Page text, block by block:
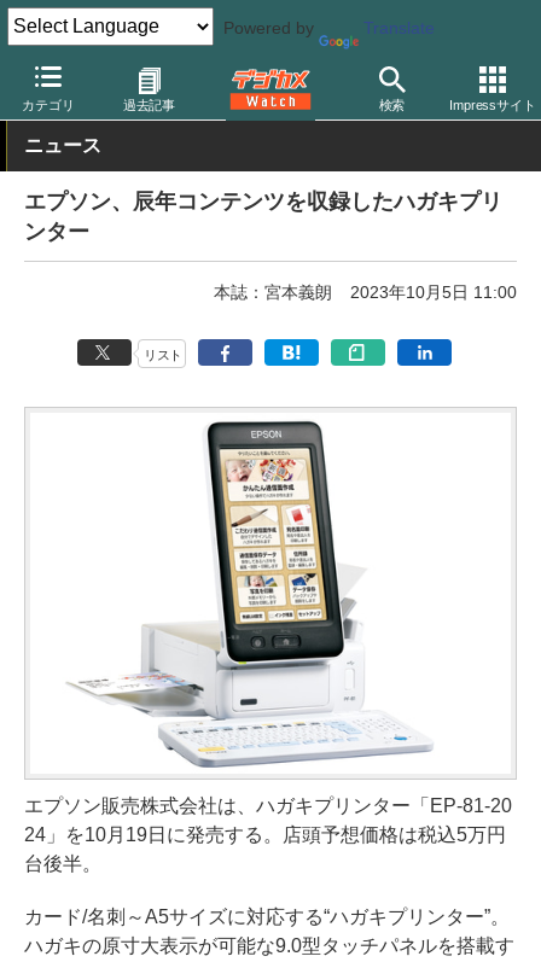
Powered by Translate
カテゴリ 過去記事 検索 Impressサイト
デジカメ Watch プリント関連 プリンター エプソン
ニュース
エプソン、辰年コンテンツを収録したハガキプリ
ンター
本誌：宮本義朗 2023年10月5日 11:00
リスト
エプソン販売株式会社は、ハガキプリンター「EP-81-20
24」を10月19日に発売する。店頭予想価格は税込5万円
台後半。
カード/名刺～A5サイズに対応する“ハガキプリンター”。
ハガキの原寸大表示が可能な9.0型タッチパネルを搭載す